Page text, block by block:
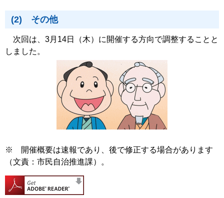
(2) その他
次回は、3月14日（木）に開催する方向で調整することと
しました。
※ 開催概要は速報であり、後で修正する場合があります
（文責：市民自治推進課）。